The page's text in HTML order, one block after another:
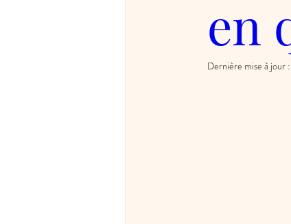
en
Dernière mise à jour :